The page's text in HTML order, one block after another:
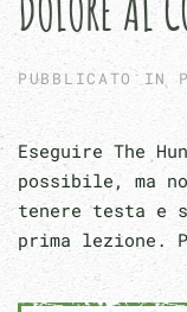
PUBBLICATO IN
Eseguire The
possibile, ma
tenere testa e
prima lezione.